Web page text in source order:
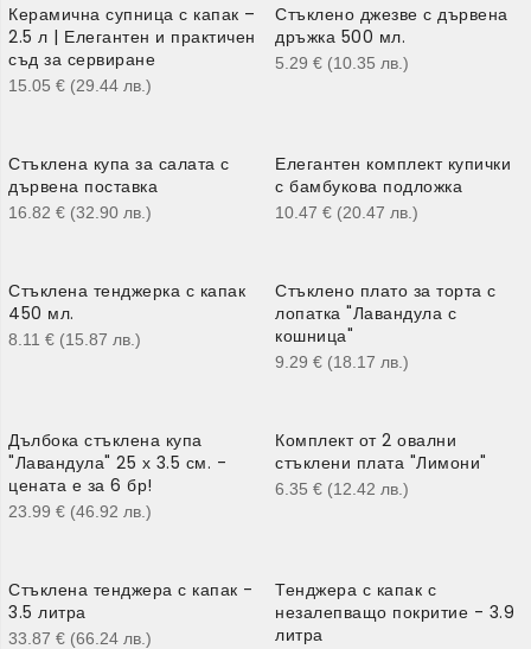
Керамична супница с капак –
2.5 л | Елегантен и практичен
съд за сервиране
15.05 € (29.44 лв. )
Стъклено джезве с дървена
дръжка 500 мл.
5.29 € (10.35 лв. )
Стъклена купа за салата с
дървена поставка
16.82 € (32.90 лв. )
Елегантен комплект купички
с бамбукова подложка
10.47 € (20.47 лв. )
Стъклена тенджерка с капак
450 мл.
8.11 € (15.87 лв. )
Стъклено плато за торта с
лопатка "Лавандула с
кошница"
9.29 € (18.17 лв. )
Дълбока стъклена купа
"Лавандула" 25 х 3.5 см. -
цената е за 6 бр!
23.99 € (46.92 лв. )
Комплект от 2 овални
стъклени плата "Лимони"
6.35 € (12.42 лв. )
Стъклена тенджера с капак -
3.5 литра
33.87 € (66.24 лв. )
Тенджера с капак с
незалепващо покритие - 3.9
литра